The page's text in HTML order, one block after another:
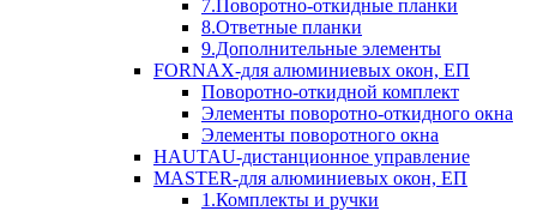
7.Поворотно-откидные планки
8.Ответные планки
9.Дополнительные элементы
FORNAX-для алюминиевых окон, ЕП
Поворотно-откидной комплект
Элементы поворотно-откидного окна
Элементы поворотного окна
HAUTAU-дистанционное управление
MASTER-для алюминиевых окон, ЕП
1.Комплекты и ручки